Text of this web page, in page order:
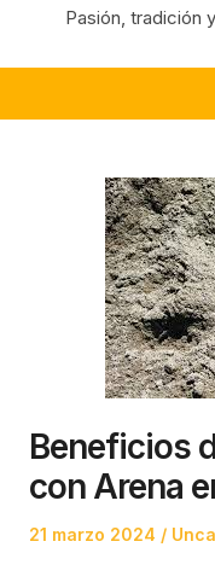
Pasión, tradición
Beneficios
con Arena
Posted
21 marzo 2024